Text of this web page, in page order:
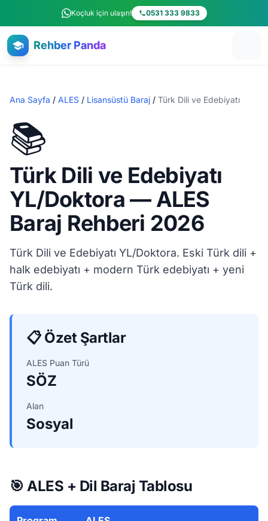
Ana içeriğe atlaKoçluk için ulaşın! 0531 333 9833
Rehber Panda
Ana Sayfa / ALES / Lisansüstü Baraj / Türk Dili ve Edebiyatı
📚
Türk Dili ve Edebiyatı
YL/Doktora — ALES
Baraj Rehberi 2026
Türk Dili ve Edebiyatı YL/Doktora. Eski Türk dili +
halk edebiyatı + modern Türk edebiyatı + yeni
Türk dili.
📋 Özet Şartlar
ALES Puan Türü
SÖZ
Alan
Sosyal
🎯 ALES + Dil Baraj Tablosu